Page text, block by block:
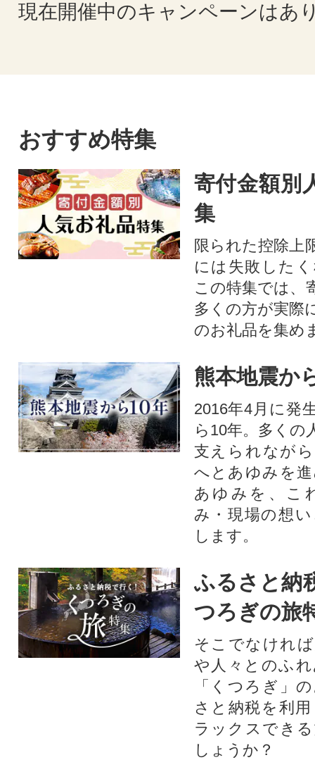
現在開催中のキャンペーンはあ
おすすめ特集
寄付金額別
集
限られた控除上
には失敗した
この特集では、
多くの方が実際
のお礼品を集め
熊本地震か
2016年4月に発
ら10年。多くの
支えられなが
へとあゆみを
あゆみを、こ
み・現場の想
します。
ふるさと納
つろぎの旅
そこでなけれ
や人々とのふ
「くつろぎ」
さと納税を利
ラックスでき
しょうか？